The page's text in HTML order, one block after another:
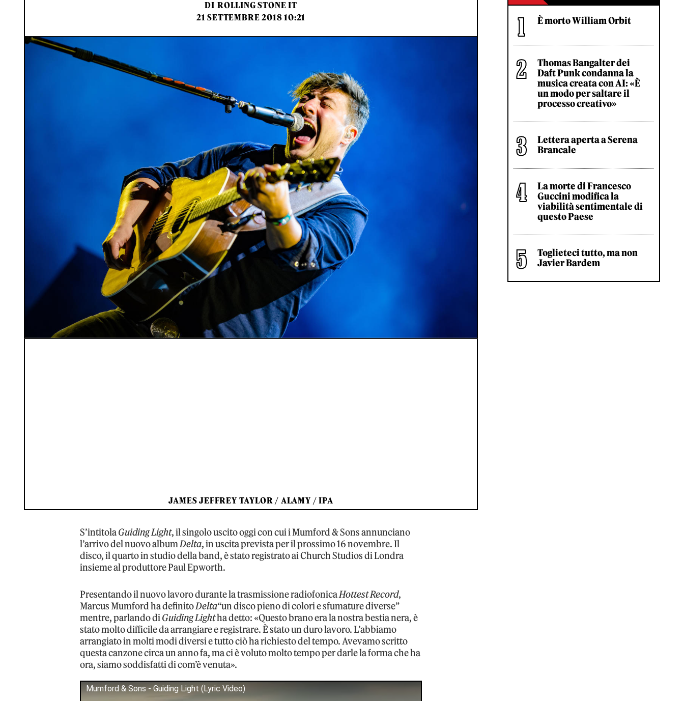
DI ROLLING STONE IT
21 SETTEMBRE 2018 10:21
JAMES JEFFREY TAYLOR / ALAMY / IPA
S’intitolaGuiding Light, il singolo uscito oggi con cui i Mumford & Sons annunciano
l’arrivo del nuovo albumDelta, in uscita prevista per il prossimo 16 novembre. Il
disco, il quarto in studio della band, è stato registrato ai Church Studios di Londra
insieme al produttore Paul Epworth.
Presentando il nuovo lavoro durante la trasmissione radiofonicaHottest Record,
Marcus Mumford ha definitoDelta“un disco pieno di colori e sfumature diverse”
mentre, parlando diGuiding Lightha detto: «Questo brano era la nostra bestia nera, è
stato molto difficile da arrangiare e registrare. È stato un duro lavoro. L’abbiamo
arrangiato in molti modi diversi e tutto ciò ha richiesto del tempo. Avevamo scritto
questa canzone circa un anno fa, ma ci è voluto molto tempo per darle la forma che ha
ora, siamo soddisfatti di com’è venuta».
Mumford & Sons - Guiding Light (Lyric Video)
È morto William Orbit
Thomas Bangalter dei
Daft Punk condanna la
musica creata con AI: «È
un modo per saltare il
processo creativo»
Lettera aperta a Serena
Brancale
La morte di Francesco
Guccini modifica la
viabilità sentimentale di
questo Paese
Toglieteci tutto, ma non
Javier Bardem